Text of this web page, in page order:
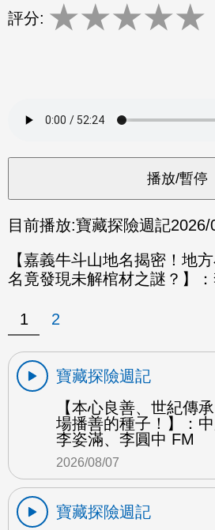
評分: ★★★★★
目前播放:寶藏探險週記2026/
【嘉義牛斗山地名揭密！地
名竟發現未解棺材之謎？】
1 2
寶藏探險週記
【本心良善、世紀傳
場播善的種子！】：
李姿滿、李圓中 FM
2026/08/07
寶藏探險週記